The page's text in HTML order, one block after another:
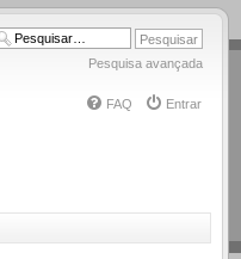
Pesquisa avançada
FAQ Entrar